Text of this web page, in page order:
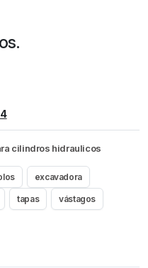
cilindros hidraulicos
excavadora
tapas vástagos